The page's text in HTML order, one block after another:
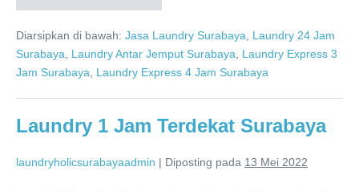
Selesai
Surabaya
Diarsipkan di bawah: Jasa Laundry Surabaya
Laundry 24 Jam
Surabaya
Laundry Antar Jemput Surabaya
Laundry Express 3
Jam Surabaya
Laundry Express 4 Jam Surabaya
Laundry 1 Jam Terdekat Surabaya
laundryholicsurabayaadmin | Diposting pada 13 Mei 2022